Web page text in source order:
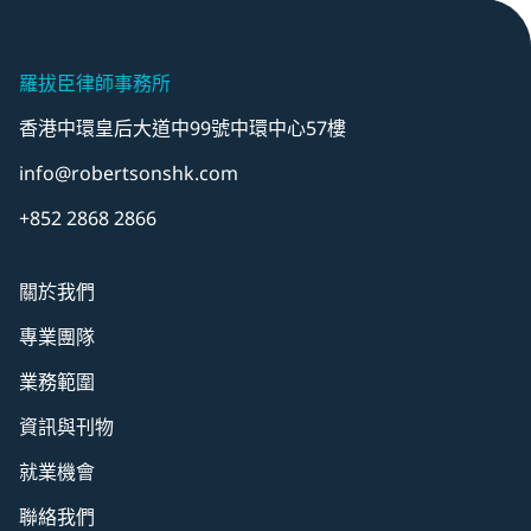
關於我們
專業團隊
業務範圍
資訊與刊物
就業機會
聯絡我們
羅拔臣律師事務所
香港中環皇后大道中99號中環中心57樓
info@robertsonshk.com
+852 2868 2866